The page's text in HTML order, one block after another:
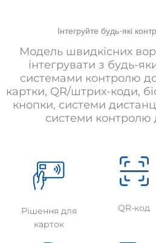
Інтегруйте будь-які
Модель швидкісних
інтегрувати з будь-
системами контролю
картки, QR/штрих-коди,
кнопки, системи
системи контролю
Рішення для
карток
QR-код